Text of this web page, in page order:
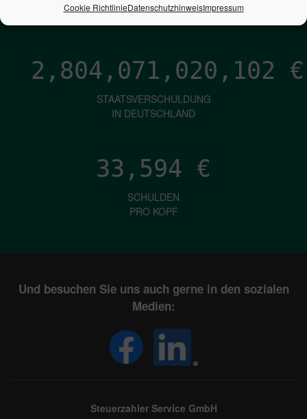
Cookie RichtlinieDatenschutzhinweisImpressum
PRO SEKUNDE
2,804,071,021,364 €
STAATSVERSCHULDUNG
IN DEUTSCHLAND
33,594 €
SCHULDEN
PRO KOPF
Und besuchen Sie uns auch gerne in den sozialen
Medien:
Steuerzahler Service GmbH